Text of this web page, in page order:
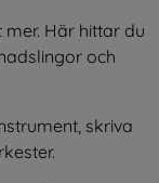
Här hittar du
och
skriva